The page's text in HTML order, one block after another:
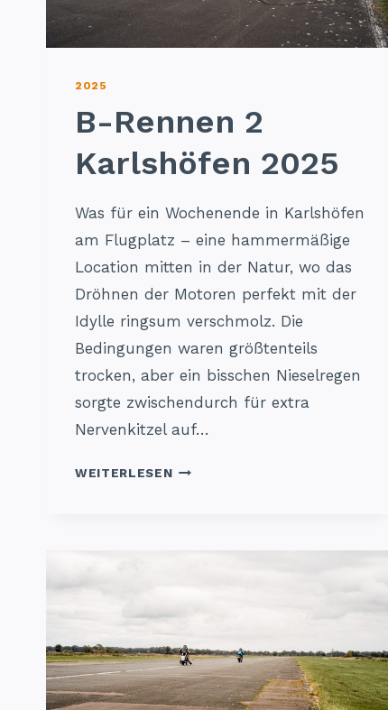
2025
B-Rennen 2
Karlshöfen 2025
Was für ein Wochenende in Karlshöfen
am Flugplatz – eine hammermäßige
Location mitten in der Natur, wo das
Dröhnen der Motoren perfekt mit der
Idylle ringsum verschmolz. Die
Bedingungen waren größtenteils
trocken, aber ein bisschen Nieselregen
sorgte zwischendurch für extra
Nervenkitzel auf…
WEITERLESENB-